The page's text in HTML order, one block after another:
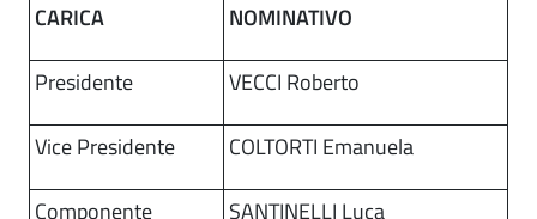
CARICA
NOMINATIVO
Presidente
VECCI Roberto
Vice Presidente
COLTORTI Emanuela
Componente
SANTINELLI Luca